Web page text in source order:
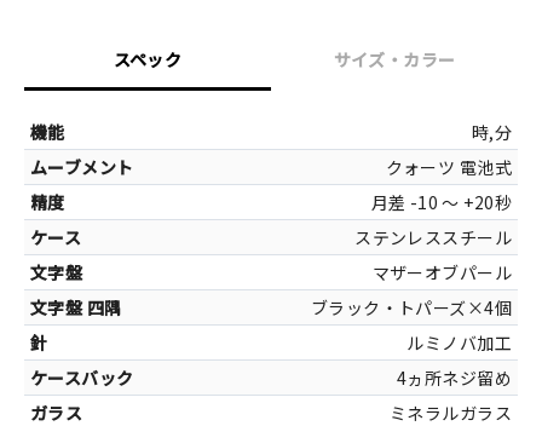
スペック
時,分
クォーツ 電池式
月差 -10 ～ +20秒
ステンレススチール
マザーオブパール
ブラック・トパーズ×4個
ルミノバ加工
4ヵ所ネジ留め
ミネラルガラス
サイズ・カラー
カラー
シルバー[ステ
ブラック[マ